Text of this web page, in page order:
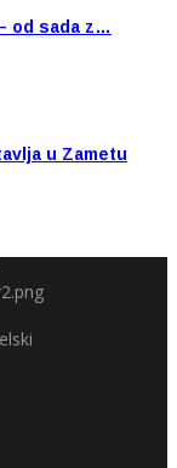
od sada z…
u Zametu